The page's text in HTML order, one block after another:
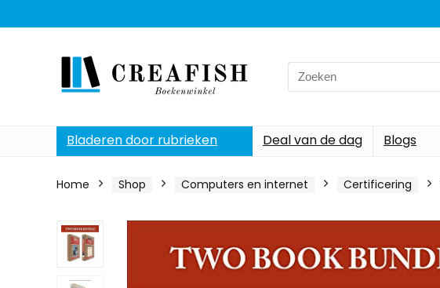
Search
for:
Bladeren door rubrieken Deal van de dag Blogs
Home Shop Computers en internet Certificering